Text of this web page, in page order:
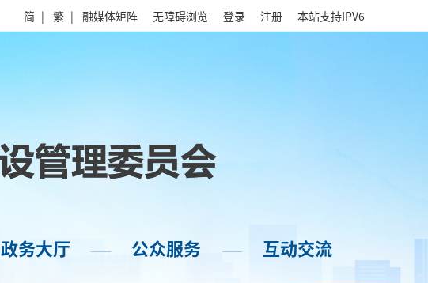
简 | 繁 | 融媒体矩阵 无障碍浏览 登录 注册 本站支持IPV6
政务大厅 —— 公众服务 —— 互动交流